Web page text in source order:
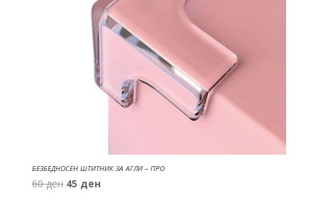
БЕЗБЕДНОСЕН ШТИТНИК ЗА АГЛИ – ПРО
60ден Original
45 денCurrent